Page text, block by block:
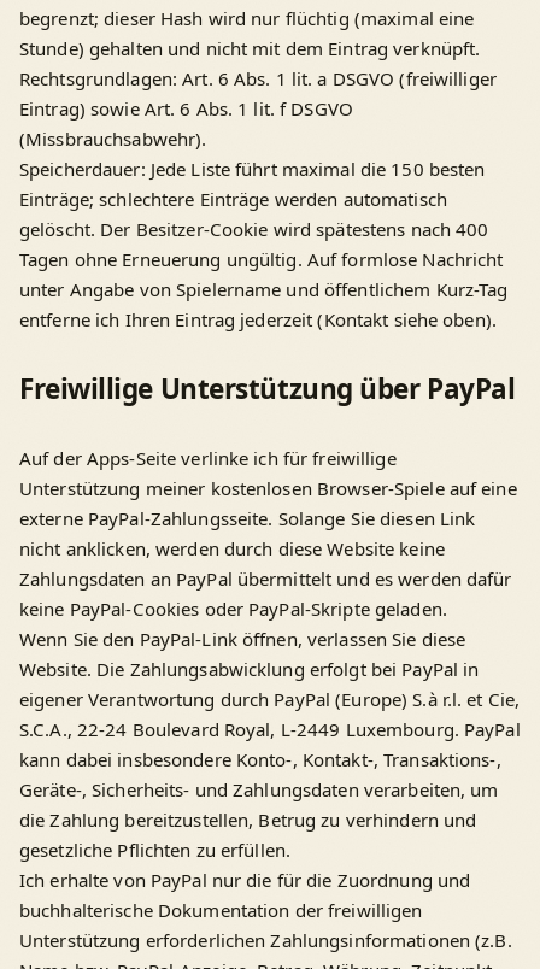
begrenzt; dieser Hash wird nur flüchtig (maximal eine
Stunde) gehalten und nicht mit dem Eintrag verknüpft.
Rechtsgrundlagen: Art. 6 Abs. 1 lit. a DSGVO (freiwilliger
Eintrag) sowie Art. 6 Abs. 1 lit. f DSGVO
(Missbrauchsabwehr).
Speicherdauer: Jede Liste führt maximal die 150 besten
Einträge; schlechtere Einträge werden automatisch
gelöscht. Der Besitzer-Cookie wird spätestens nach 400
Tagen ohne Erneuerung ungültig. Auf formlose Nachricht
unter Angabe von Spielername und öffentlichem Kurz-Tag
entferne ich Ihren Eintrag jederzeit (Kontakt siehe oben).
Freiwillige Unterstützung über PayPal
Auf der Apps-Seite verlinke ich für freiwillige
Unterstützung meiner kostenlosen Browser-Spiele auf eine
externe PayPal-Zahlungsseite. Solange Sie diesen Link
nicht anklicken, werden durch diese Website keine
Zahlungsdaten an PayPal übermittelt und es werden dafür
keine PayPal-Cookies oder PayPal-Skripte geladen.
Wenn Sie den PayPal-Link öffnen, verlassen Sie diese
Website. Die Zahlungsabwicklung erfolgt bei PayPal in
eigener Verantwortung durch PayPal (Europe) S.à r.l. et Cie,
S.C.A., 22-24 Boulevard Royal, L-2449 Luxembourg. PayPal
kann dabei insbesondere Konto-, Kontakt-, Transaktions-,
Geräte-, Sicherheits- und Zahlungsdaten verarbeiten, um
die Zahlung bereitzustellen, Betrug zu verhindern und
gesetzliche Pflichten zu erfüllen.
Ich erhalte von PayPal nur die für die Zuordnung und
buchhalterische Dokumentation der freiwilligen
Unterstützung erforderlichen Zahlungsinformationen (z.B.